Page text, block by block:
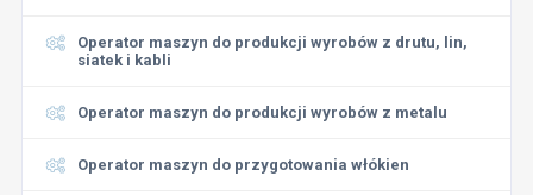
Operator maszyn do produkcji wyrobów z drutu, lin,
siatek i kabli
Operator maszyn do produkcji wyrobów z metalu
Operator maszyn do przygotowania włókien